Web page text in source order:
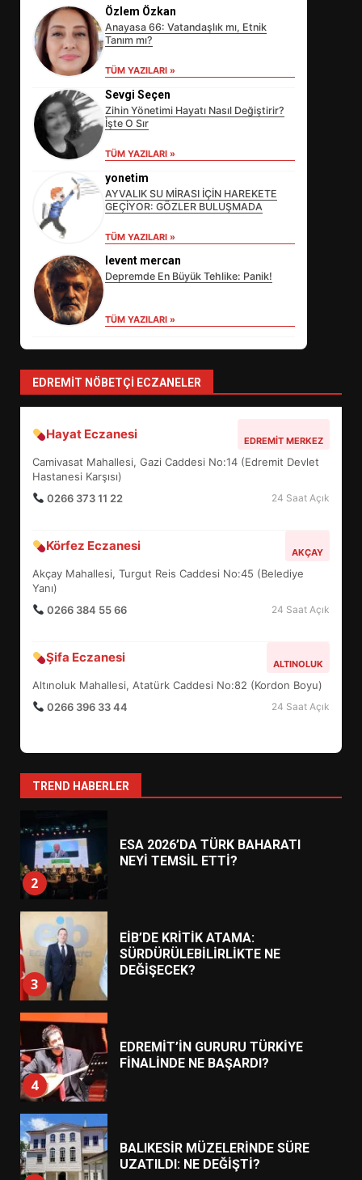
Özlem Özkan
Anayasa 66: Vatandaşlık mı, Etnik
Tanım mı?
TÜM YAZILARI »
Sevgi Seçen
Zihin Yönetimi Hayatı Nasıl Değiştirir?
İşte O Sır
TÜM YAZILARI »
yonetim
AYVALIK SU MİRASI İÇİN HAREKETE
GEÇİYOR: GÖZLER BULUŞMADA
TÜM YAZILARI »
levent mercan
Depremde En Büyük Tehlike: Panik!
TÜM YAZILARI »
EDREMIT NÖBETÇI ECZANELER
Hayat Eczanesi EDREMIT MERKEZ
Camivasat Mahallesi, Gazi Caddesi No:14 (Edremit Devlet
Hastanesi Karşısı)
0266 373 11 22
24 Saat Açık
Körfez Eczanesi AKÇAY
Akçay Mahallesi, Turgut Reis Caddesi No:45 (Belediye
Yanı)
0266 384 55 66
24 Saat Açık
Şifa Eczanesi ALTINOLUK
Altınoluk Mahallesi, Atatürk Caddesi No:82 (Kordon Boyu)
0266 396 33 44
24 Saat Açık
TREND HABERLER
3
SÜRDÜRÜLEBİLİRLİKTE NE
DEĞİŞECEK?
4
5
BALIKESİR MÜZELERİNDE SÜRE
UZATILDI: NE DEĞİŞTİ?
6
TURNUVASI KAYITLARI NEYİ
7
YENİ YÖNETİM NASIL
ŞEKİLLENDİ?
1
HAREKETE GEÇİYOR: GÖZLER
2
ESA 2026’DA TÜRK BAHARATI
NEYİ TEMSİL ETTİ?
3
EİB’DE KRİTİK ATAMA:
SÜRDÜRÜLEBİLİRLİKTE NE
DEĞİŞECEK?
4
EDREMİT’İN GURURU TÜRKİYE
FİNALİNDE NE BAŞARDI?
BALIKESİR MÜZELERİNDE SÜRE
UZATILDI: NE DEĞİŞTİ?